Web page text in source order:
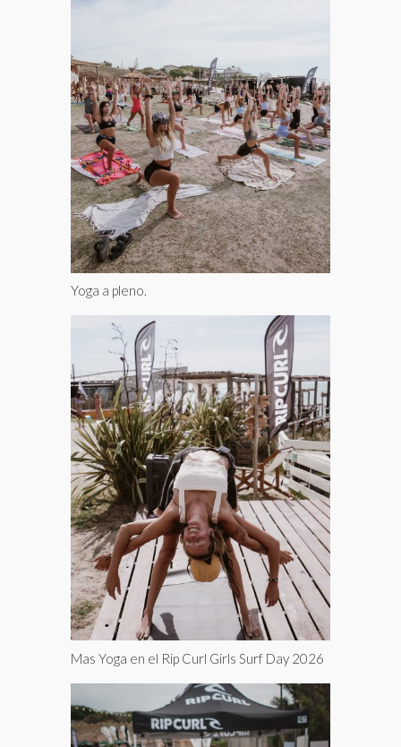
Yoga a pleno.
Mas Yoga en el Rip Curl Girls Surf Day 2026